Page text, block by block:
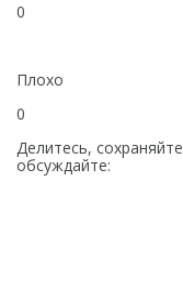
0
Плохо
0
Делитесь, сохраняйте
обсуждайте: